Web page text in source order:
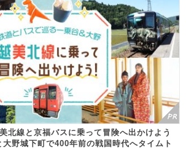
北線と京福バスに乗って冒険へ出かけよう
大野城下町で400年前の戦国時代へタイムト